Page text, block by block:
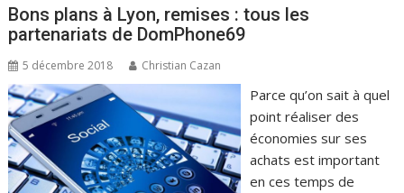
Bons plans à Lyon, remises : tous les
partenariats de DomPhone69
5 décembre 2018 Christian Cazan
Parce qu’on sait à quel
point réaliser des
économies sur ses
achats est important
en ces temps de